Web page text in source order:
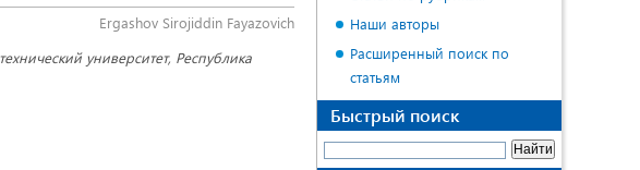
Ergashov Sirojiddin Fayazovich
университет, Республика
Наши авторы
Расширенный поиск по
статьям
Быстрый поиск